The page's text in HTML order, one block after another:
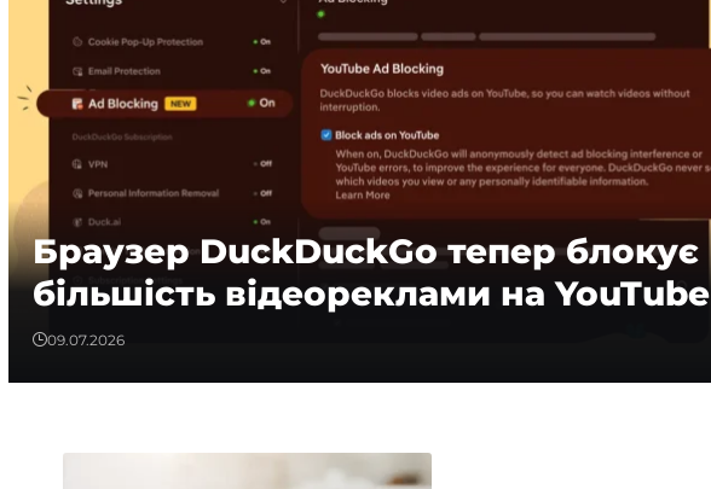
Браузер DuckDuckGo тепер блокує
більшість відеореклами на YouTube
09.07.2026